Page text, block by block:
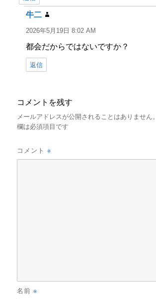
牛二
り:
2026年5月19日 8:02 AM
都会だからではないですか？
返信
コメントを残す
メールアドレスが公開されることはありません。
欄は必須項目です
コメント※
名前※